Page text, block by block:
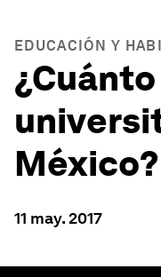
EDUCACIÓN Y
México?
11 may. 2017